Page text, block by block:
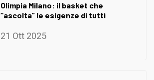
Olimpia Milano: il basket che
“ascolta” le esigenze di tutti
21 Ott 2025